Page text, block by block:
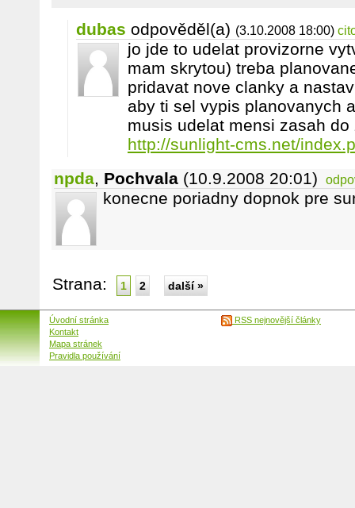
dubas odpověděl(a) (3.10.2008 18:00)
jo jde to udelat provizorne
mam skrytou) treba
pridavat nove clanky a
aby ti sel vypis planovanych
musis udelat mensi zasah
http://sunlight-cms.net/
npda
Pochvala (10.9.2008 20:01)
konecne poriadny dopnok pre
Strana: 1 2 další »
Úvodní stránka
Kontakt
Mapa stránek
Pravidla používání
RSS nejnovější články